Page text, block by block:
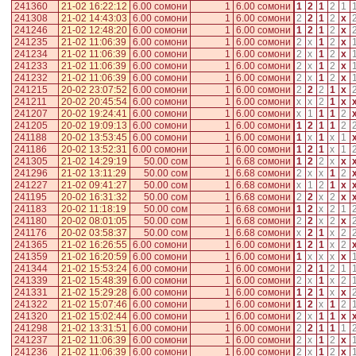
241360
21-02 16:22:12 6.00 сомони 1 6.00 сомони 1 2 1 2 1
241308
21-02 14:43:03 6.00 сомони 1 6.00 сомони 2 2 1 2 x
241246
21-02 12:48:20 6.00 сомони 1 6.00 сомони 1 2 1 2 x
241235
21-02 11:06:39 6.00 сомони 1 6.00 сомони 2 x 1 2 x
241234
21-02 11:06:39 6.00 сомони 1 6.00 сомони 2 x 1 2 x
241233
21-02 11:06:39 6.00 сомони 1 6.00 сомони 2 x 1 2 x
241232
21-02 11:06:39 6.00 сомони 1 6.00 сомони 2 x 1 2 x
241215
20-02 23:07:52 6.00 сомони 1 6.00 сомони 2 2 2 1 x
241211
20-02 20:45:54 6.00 сомони 1 6.00 сомони x x 2 1 x
241207
20-02 19:24:41 6.00 сомони 1 6.00 сомони x 1 1 1 2
241205
20-02 19:09:13 6.00 сомони 1 6.00 сомони 1 2 1 1 2
241188
20-02 13:53:45 6.00 сомони 1 6.00 сомони 1 x 1 x 1
241186
20-02 13:52:31 6.00 сомони 1 6.00 сомони 1 2 1 x 1
241305
21-02 14:29:19 50.00 сом 1 6.68 сомони 1 2 2 x x
241296
21-02 13:11:29 50.00 сом 1 6.68 сомони 2 x x 1 2
241227
21-02 09:41:27 50.00 сом 1 6.68 сомони x 1 2 1 x
241195
20-02 16:31:32 50.00 сом 1 6.68 сомони 2 2 x 2 x
241183
20-02 11:18:19 50.00 сом 1 6.68 сомони 1 2 x 2 1
241180
20-02 08:01:05 50.00 сом 1 6.68 сомони 2 2 x 2 x
241176
20-02 03:58:37 50.00 сом 1 6.68 сомони x 2 1 x 2
241365
21-02 16:26:55 6.00 сомони 1 6.00 сомони 1 2 1 x 2
241359
21-02 16:20:59 6.00 сомони 1 6.00 сомони 1 x x x x
241344
21-02 15:53:24 6.00 сомони 1 6.00 сомони 2 2 1 2 1
241339
21-02 15:48:39 6.00 сомони 1 6.00 сомони 2 x 1 x 2
241331
21-02 15:29:28 6.00 сомони 1 6.00 сомони 1 2 1 x x
241322
21-02 15:07:46 6.00 сомони 1 6.00 сомони 1 2 x 1 2
241320
21-02 15:02:44 6.00 сомони 1 6.00 сомони 2 x 1 1 x
241298
21-02 13:31:51 6.00 сомони 1 6.00 сомони 2 2 1 1 1
241237
21-02 11:06:39 6.00 сомони 1 6.00 сомони 2 x 1 2 x
241236
21-02 11:06:39 6.00 сомони 1 6.00 сомони 2 x 1 2 x